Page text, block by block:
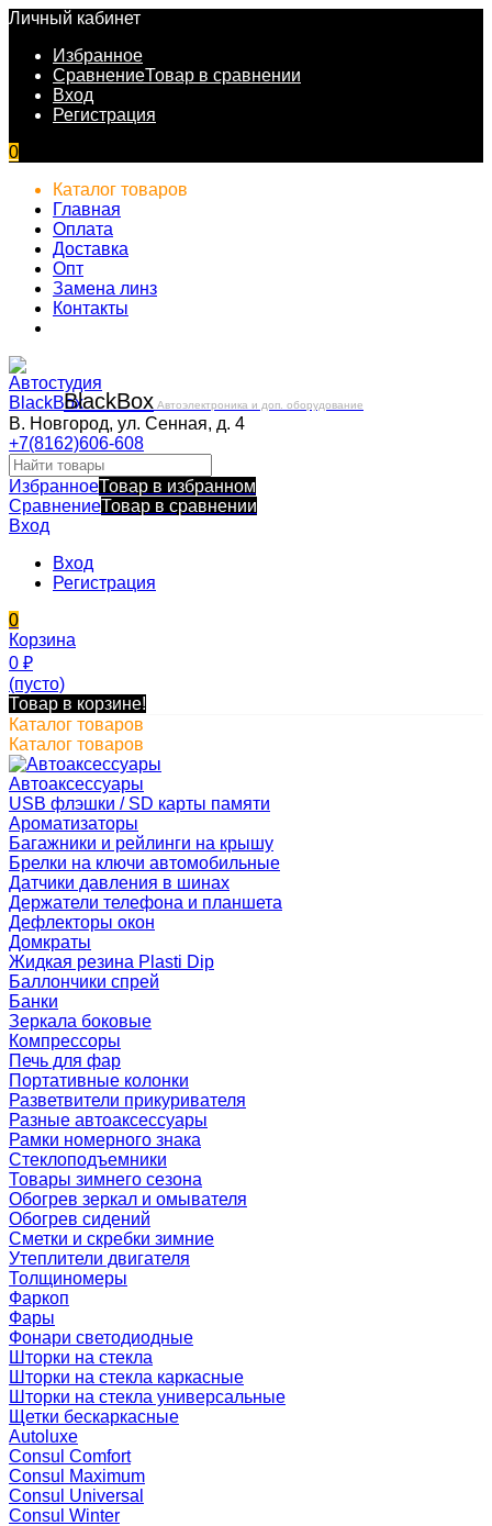
Личный кабинет
Избранное
СравнениеТовар в сравнении
Вход
Регистрация
0
Каталог товаров
Главная
Оплата
Доставка
Опт
Замена линз
Контакты
BlackBox Автоэлектроника и доп. оборудование
В. Новгород, ул. Сенная, д. 4
+7(8162)606-608
ИзбранноеТовар в избранном
СравнениеТовар в сравнении
Вход
Вход
Регистрация
0
Корзина
0 ₽
(пусто)
Товар в корзине!
Каталог товаров
Каталог товаров
Автоаксессуары
USB флэшки / SD карты памяти
Ароматизаторы
Багажники и рейлинги на крышу
Брелки на ключи автомобильные
Датчики давления в шинах
Держатели телефона и планшета
Дефлекторы окон
Домкраты
Жидкая резина Plasti Dip
Баллончики спрей
Банки
Зеркала боковые
Компрессоры
Печь для фар
Портативные колонки
Разветвители прикуривателя
Разные автоаксессуары
Рамки номерного знака
Стеклоподъемники
Товары зимнего сезона
Обогрев зеркал и омывателя
Обогрев сидений
Сметки и скребки зимние
Утеплители двигателя
Толщиномеры
Фаркоп
Фары
Фонари светодиодные
Шторки на стекла
Шторки на стекла каркасные
Шторки на стекла универсальные
Щетки бескаркасные
Autoluxe
Consul Comfort
Consul Maximum
Consul Universal
Consul Winter